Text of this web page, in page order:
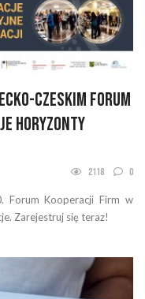
Czeskim Forum
Horyzonty
2118 0
Forum Kooperacji Firm w
Zarejestruj się teraz!